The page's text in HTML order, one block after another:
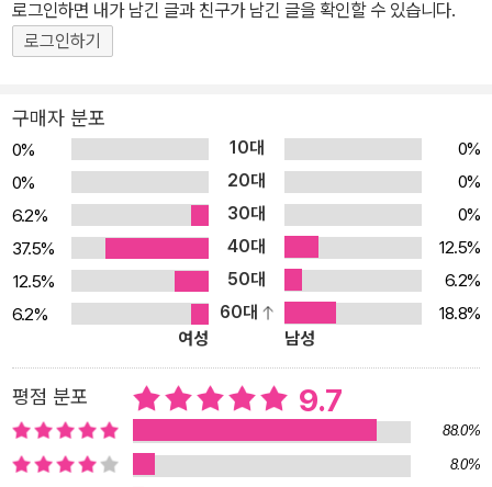
국과민, 고양이가 보여주는 무위자연, 바다가 일러주는 상선약수까
지…… 서쪽이 아닌 남쪽으로 간 노자가 발견한 삶의 지혜를 만나 보
라가 쇠퇴하면서 여러 제후국이 중원의 패권을 차지하기 위해 다투던
춘추 전국 시대(기원전 770~기원전 221)에 살았던 철학자로, 도가
(道家) 사상의 시조이다. 전쟁이 끊이지 않고, 사람들의 삶은 피폐해
져만 가던 난세 속에 인간과 사회의 새로운 길을 모색한 사상가들이
등장했으니, 이들이 바로 공자, 맹자, 묵자, 한비자, 장자 등을 아우르
는 제자백가다. 그중에서도 노자는 평화로운 삶과 사회에 이르기 위
해서는 인위적인 노력이 아니라, 만물의 질서인 ‘도(道)’를 따르는
‘덕(德)’을 실천해야 한다고 역설했다. 이런 노자의 사상이 집약된 말
이 바로 ‘무위자연(無爲自然)’이었다. 주나라가 쇠퇴하자, 노자는
마침내 은둔하기로 결심하고 서쪽으로 떠났고, 이후 자취를 감췄다고
전해진다. 세상을 향해 나서지 않고 은둔했던 탓에 오랫동안 노자의
철학은 소극적이고 현실 도피적인 것으로 여겨졌다. 그러나 노자는
로그인하면 내가 남긴 글과 친구가 남긴 글을 확인할 수 있습니다.
로그인하기
구매자 분포
0% 10대
0%
0%
20대
0%
6.2%
30대
0%
37.5%
40대
12.5%
12.5%
50대
6.2%
6.2%
60대
18.8%
여성
남성
평점 분포 9.7
88.0%
8.0%